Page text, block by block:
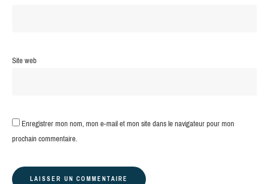
Site web
Enregistrer mon nom, mon e-mail et mon site dans le navigateur pour mon
prochain commentaire.